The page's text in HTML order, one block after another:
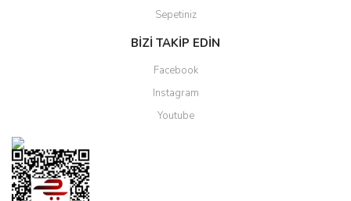
Sepetiniz
BİZİ TAKİP EDİN
Facebook
Instagram
Youtube